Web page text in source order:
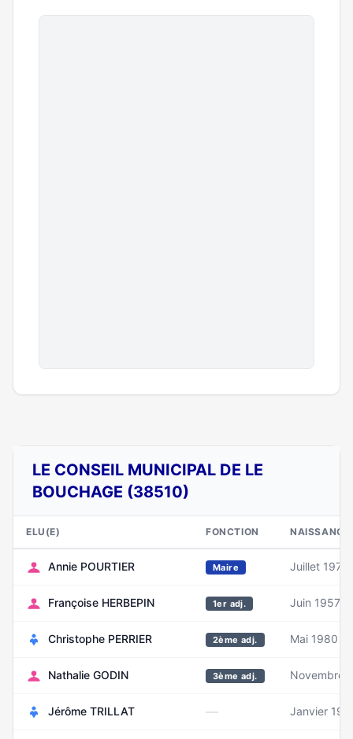
LE CONSEIL MUNICIPAL DE LE
BOUCHAGE (38510)
ELU(E) FONCTION NAISSANCE
Annie POURTIER Maire Juillet 1970
Françoise HERBEPIN 1er adj. Juin 1957
Christophe PERRIER 2ème adj. Mai 1980
Nathalie GODIN 3ème adj. Novembre
Jérôme TRILLAT — Janvier